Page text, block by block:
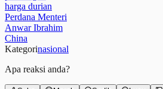
harga durian
Perdana Menteri
Anwar Ibrahim
China
Kategorinasional
Apa reaksi anda?